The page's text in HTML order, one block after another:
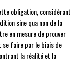
obligation, considérant
sine qua non de la
en mesure de prouver
se faire par le biais de
la réalité et la